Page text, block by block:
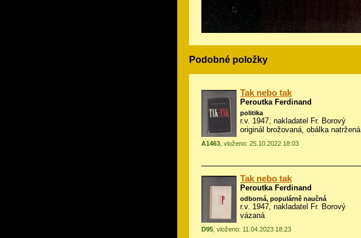
Podobné položky
Tak nebo tak
Peroutka Ferdinand
politika
r.v. 1947, nakladatel Fr. Borový
originál brožovaná, obálka natržená
A1463 , vloženo: 25.10.2022 18:03
Tak nebo tak
Peroutka Ferdinand
odborná, populárně naučná
r.v. 1947, nakladatel Fr. Borový
vázaná
D95, vloženo: 11.04.2023 18:23